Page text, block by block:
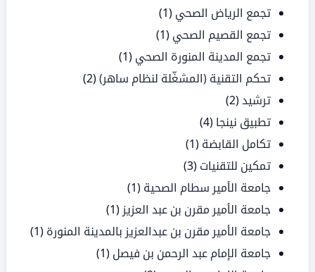
تجمع الرياض الصحي (1)
تجمع القصيم الصحي (1)
تجمع المدينة المنورة الصحي (1)
تحكم التقنية (المشغّلة لنظام ساهر)(2)
ترشيد(2)
تطبيق نينجا (4)
تكامل القابضة (1)
تمكين للتقنيات (3)
جامعة الأمير سطام الصحية (1)
جامعة الأمير مقرن بن عبد العزيز (1)
جامعة الأمير مقرن بن عبدالعزيز بالمدينة المنورة (1)
جامعة الإمام عبد الرحمن بن فيصل (1)